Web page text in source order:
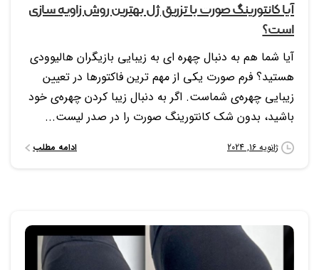
آیا کانتورینگ صورت با تزریق ژل بهترین روش زاویه سازی
است؟
آیا شما هم به دنبال چهره ای به زیبایی بازیگران هالیوودی
هستید؟ فرم صورت یکی از مهم ترین فاکتورها در تعیین
زیبایی چهره‌ی شماست. اگر به دنبال زیبا کردن چهره‌ی خود
باشید، بدون شک کانتورینگ صورت را در صدر لیست...
ژانویه 16, 2024 ادامه مطلب